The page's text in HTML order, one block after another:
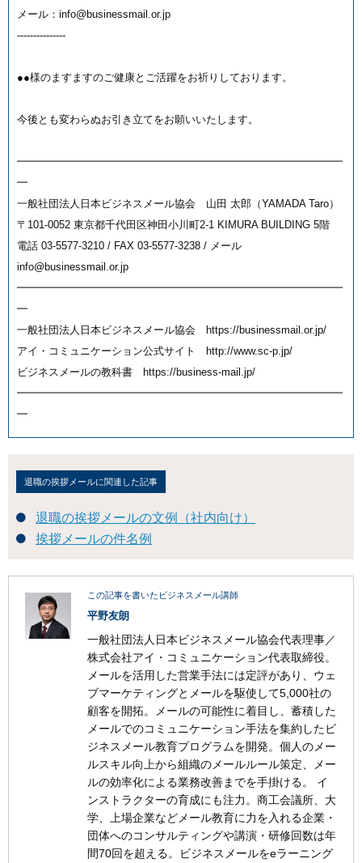
メール：info@businessmail.or.jp
---------------
●●様のますますのご健康とご活躍をお祈りしております。
今後とも変わらぬお引き立てをお願いいたします。
━━━━━━━━━━━━━━━━━━━━━━━━━━━━━━━
━
一般社団法人日本ビジネスメール協会 山田 太郎（YAMADA Taro）
〒101-0052 東京都千代田区神田小川町2-1 KIMURA BUILDING 5階
電話 03-5577-3210 / FAX 03-5577-3238 / メール
info@businessmail.or.jp
━━━━━━━━━━━━━━━━━━━━━━━━━━━━━━━
━
一般社団法人日本ビジネスメール協会 https://businessmail.or.jp/
アイ・コミュニケーション公式サイト http://www.sc-p.jp/
ビジネスメールの教科書 https://business-mail.jp/
━━━━━━━━━━━━━━━━━━━━━━━━━━━━━━━
━
退職の挨拶メールに関連した記事
退職の挨拶メールの文例（社内向け）
挨拶メールの件名例
この記事を書いたビジネスメール講師
平野友朗
一般社団法人日本ビジネスメール協会代表理事／
株式会社アイ・コミュニケーション代表取締役。
メールを活用した営業手法には定評があり、ウェ
ブマーケティングとメールを駆使して5,000社の
顧客を開拓。メールの可能性に着目し、蓄積した
メールでのコミュニケーション手法を集約したビ
ジネスメール教育プログラムを開発。個人のメー
ルスキル向上から組織のメールルール策定、メー
ルの効率化による業務改善までを手掛ける。 イ
ンストラクターの育成にも注力。商工会議所、大
学、上場企業などメール教育に力を入れる企業・
団体へのコンサルティングや講演・研修回数は年
間70回を超える。ビジネスメールをeラーニング